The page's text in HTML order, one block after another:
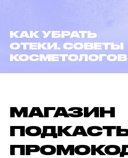
ЛАЗЕРНАЯ
ЭПИЛЯЦИЯ
В 6 ФАКТАХ
МАГАЗИН